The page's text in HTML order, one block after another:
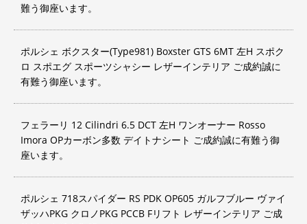
難う御座います。
ポルシェ ボクスター(Type981) Boxster GTS 6MT 左H スポク
ロ スポエグ スポーツシャシー レザーインテリア ご成約誠に
有難う御座います。
フェラーリ 12 Cilindri 6.5 DCT 左H ワンオーナー Rosso
Imora OPカーボン多数 デイトナシート ご成約誠に有難う御
座います。
ポルシェ 718スパイダー RS PDK OP605 ガルフブルー ヴァイ
ザッハPKG クロノPKG PCCB Fリフト レザーインテリア ご成